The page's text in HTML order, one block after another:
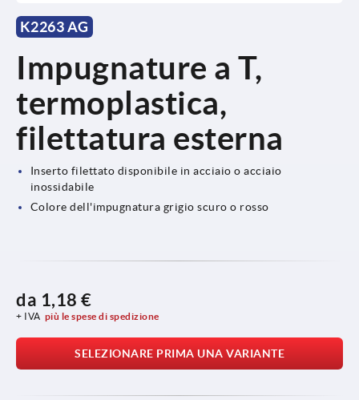
K2263 AG
Impugnature a T,
termoplastica,
filettatura esterna
Inserto filettato disponibile in acciaio o acciaio
inossidabile
Colore dell'impugnatura grigio scuro o rosso
da 1,18 €
+ IVA più le spese di spedizione
SELEZIONARE PRIMA UNA VARIANTE